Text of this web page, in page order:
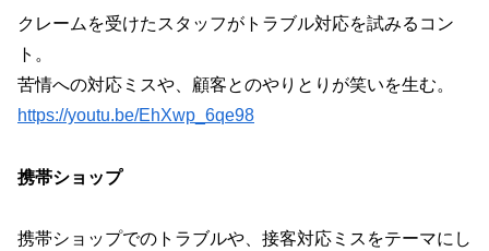
クレームを受けたスタッフがトラブル対応を試みるコン
ト。
苦情への対応ミスや、顧客とのやりとりが笑いを生む。
https://youtu.be/EhXwp_6qe98
携帯ショップ
携帯ショップでのトラブルや、接客対応ミスをテーマにし